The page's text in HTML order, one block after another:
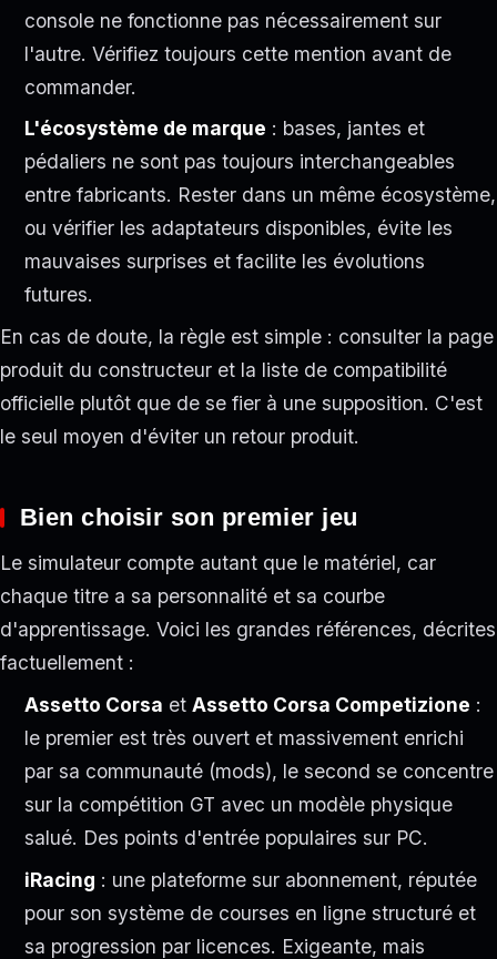
console ne fonctionne pas nécessairement sur
l'autre. Vérifiez toujours cette mention avant de
commander.
L'écosystème de marque : bases, jantes et
pédaliers ne sont pas toujours interchangeables
entre fabricants. Rester dans un même écosystème,
ou vérifier les adaptateurs disponibles, évite les
mauvaises surprises et facilite les évolutions
futures.
En cas de doute, la règle est simple : consulter la page
produit du constructeur et la liste de compatibilité
officielle plutôt que de se fier à une supposition. C'est
le seul moyen d'éviter un retour produit.
Bien choisir son premier jeu
Le simulateur compte autant que le matériel, car
chaque titre a sa personnalité et sa courbe
d'apprentissage. Voici les grandes références, décrites
factuellement :
Assetto Corsa etAssetto Corsa Competizione :
le premier est très ouvert et massivement enrichi
par sa communauté (mods), le second se concentre
sur la compétition GT avec un modèle physique
salué. Des points d'entrée populaires sur PC.
iRacing : une plateforme sur abonnement, réputée
pour son système de courses en ligne structuré et
sa progression par licences. Exigeante, mais